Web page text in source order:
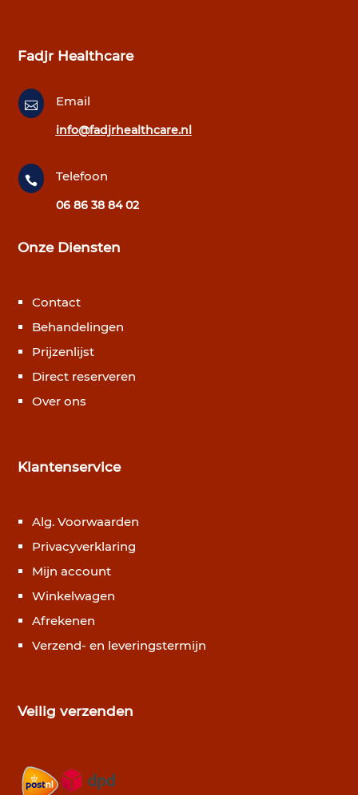
Fadjr Healthcare
 Email
info@fadjrhealthcare.nl
 Telefoon
06 86 38 84 02
Onze Diensten
Contact
Behandelingen
Prijzenlijst
Direct reserveren
Over ons
Klantenservice
Alg. Voorwaarden
Privacyverklaring
Mijn account
Winkelwagen
Afrekenen
Verzend- en leveringstermijn
Veilig verzenden